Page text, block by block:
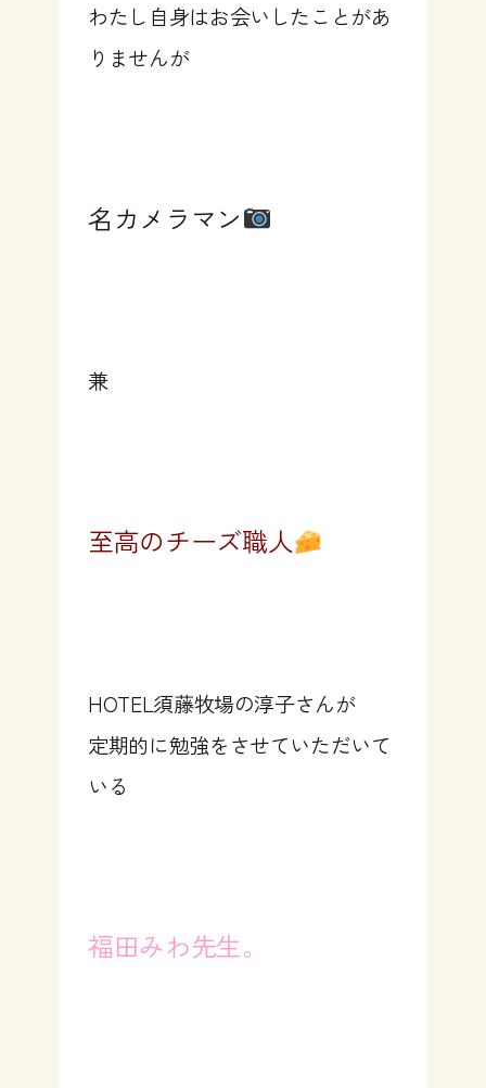
わたし自身はお会いしたことがあ
りませんが
名カメラマン
兼
至高のチーズ職人
HOTEL須藤牧場の淳子さんが
定期的に勉強をさせていただいて
いる
福田みわ先生。